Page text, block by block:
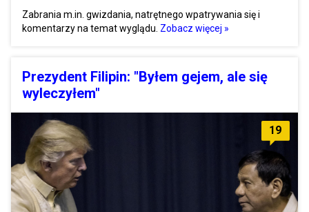
Zabrania m.in. gwizdania, natrętnego wpatrywania się i
komentarzy na temat wyglądu. Zobacz więcej »
Prezydent Filipin: "Byłem gejem, ale się
wyleczyłem"
19